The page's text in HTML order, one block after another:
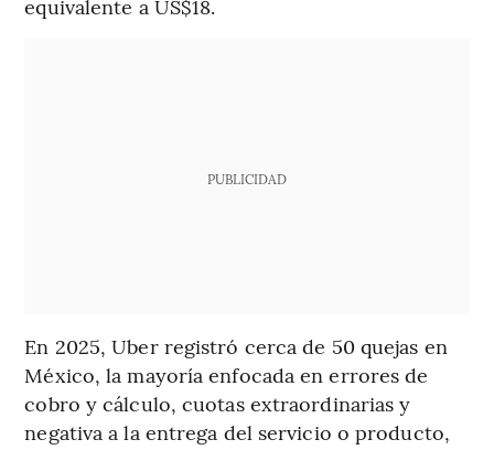
equivalente a US$18.
PUBLICIDAD
En 2025, Uber registró cerca de 50 quejas en
México, la mayoría enfocada en errores de
cobro y cálculo, cuotas extraordinarias y
negativa a la entrega del servicio o producto,